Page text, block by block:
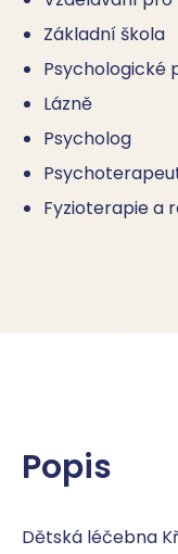
Základní škola
Psychologické
Lázně
Psycholog
Fyzioterapie a
Popis
Dětská léčebna